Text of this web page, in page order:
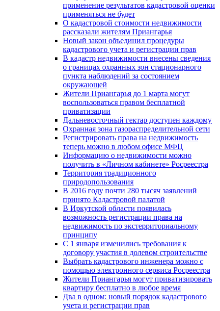
применение результатов кадастровой оценки
применяться не будет
О кадастровой стоимости недвижимости
рассказали жителям Приангарья
Новый закон объединил процедуры
кадастрового учета и регистрации прав
В кадастр недвижимости внесены сведения
о границах охранных зон стационарного
пункта наблюдений за состоянием
окружающей
Жители Приангарья до 1 марта могут
воспользоваться правом бесплатной
приватизации
Дальневосточный гектар доступен каждому
Охранная зона газораспределительной сети
Регистрировать права на недвижимость
теперь можно в любом офисе МФЦ
Информацию о недвижимости можно
получить в «Личном кабинете» Росреестра
Территория традиционного
природопользования
В 2016 году почти 280 тысяч заявлений
принято Кадастровой палатой
В Иркутской области появилась
возможность регистрации права на
недвижимость по экстерриториальному
принципу
C 1 января изменились требования к
договору участия в долевом строительстве
Выбрать кадастрового инженера можно с
помощью электронного сервиса Росреестра
Жители Приангарья могут приватизировать
квартиру бесплатно в любое время
Два в одном: новый порядок кадастрового
учета и регистрации прав